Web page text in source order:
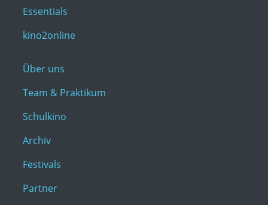
Essentials
kino2online
Über uns
Team & Praktikum
Schulkino
Archiv
Festivals
Partner